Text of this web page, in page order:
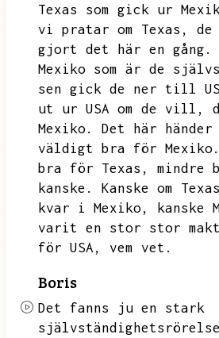
Texas som gick ur
vi pratar om Texas,
de
gjort det här en gång.
Mexiko som är de
sen gick de ner till
ut ur USA om de vill,
Mexiko.
Det här
väldigt bra för Mexiko.
bra för Texas,
mindre
kanske.
Kanske om
kvar i Mexiko,
kanske
varit en stor stor
för USA,
vem vet.
Boris
Det fanns ju en stark